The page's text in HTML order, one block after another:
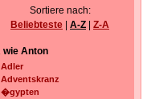
Sortiere nach:
Beliebteste
A-Z Z-A
wie Anton
Adler
Adventskranz
�gypten